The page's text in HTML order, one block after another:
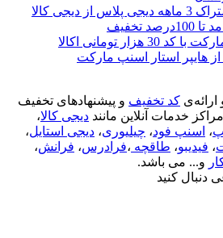
تخفیف
تومانی اکالا
هایپر استار اسنپ مارکت
کد تخفیف و پیشنهادهای تخفیف
خدمات آنلاین مانند دیجی کالا،
، اسنپ فود، چیلیوری، دیجی استایل،
، فیدیبو، طاقچه ،فرادرس، فرانش،
و... می باشد.
دنبال کنید